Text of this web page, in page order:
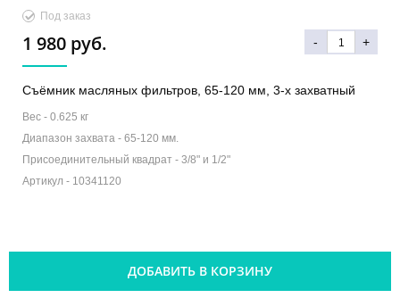
Под заказ
1 980 руб. - +
Съёмник масляных фильтров, 65-120 мм, 3-х захватный
Вес - 0.625 кг
Диапазон захвата - 65-120 мм.
Присоединительный квадрат - 3/8" и 1/2"
Артикул - 10341120
ДОБАВИТЬ В КОРЗИНУ